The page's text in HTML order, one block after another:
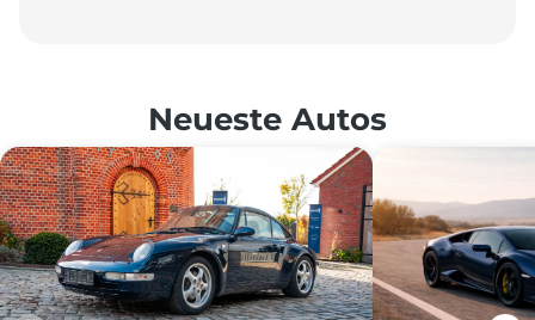
Neueste Autos